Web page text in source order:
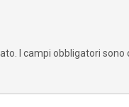
I campi obbligatori